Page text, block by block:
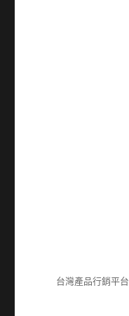
台灣產品行銷平台